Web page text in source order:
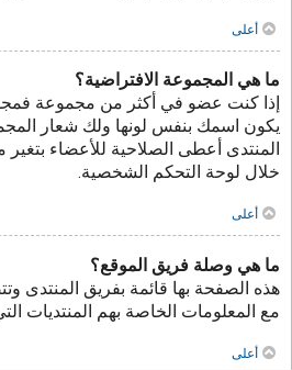
أعلى
ما هي المجموعة الافتراضية؟
إذا كنت عضو في أكثر من مجموعة
يكون اسمك بنفس لونها ولك شعار
المنتدى أعطى الصلاحية للأعضاء
خلال لوحة التحكم الشخصية.
أعلى
ما هي وصلة فريق الموقع؟
هذه الصفحة بها قائمة بفريق المنتدى
مع المعلومات الخاصة بهم المنتديات
أعلى